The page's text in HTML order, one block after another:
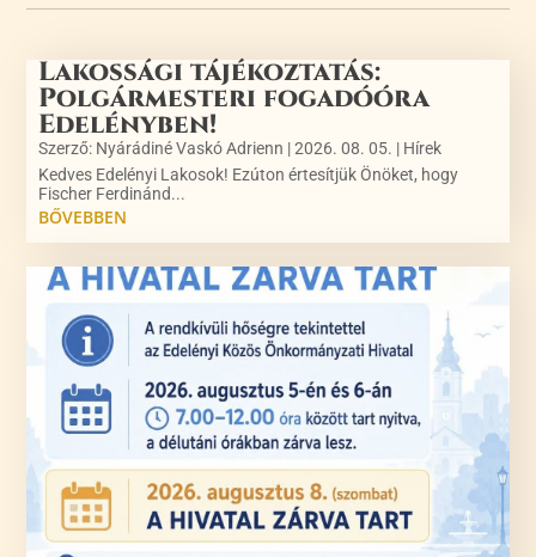
Lakossági tájékoztatás:
Polgármesteri fogadóóra
Edelényben!
Szerző: Nyárádiné Vaskó Adrienn |2026. 08. 05. | Hírek
Kedves Edelényi Lakosok! Ezúton értesítjük Önöket, hogy
Fischer Ferdinánd...
BŐVEBBEN